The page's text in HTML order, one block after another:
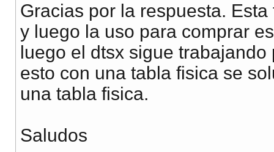
Gracias por la respuesta.
y luego la uso para comprar
luego el dtsx sigue
esto con una tabla fisica se
una tabla fisica.
Saludos